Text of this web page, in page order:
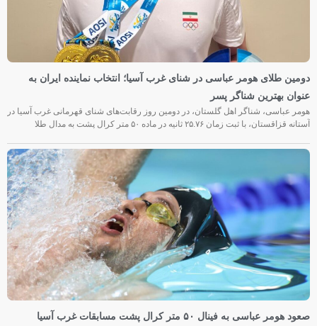
دومین طلای هومر عباسی در شنای غرب آسیا؛ انتخاب نماینده ایران به
عنوان بهترین شناگر پسر
هومر عباسی، شناگر اهل گلستان، در دومین روز رقابت‌های شنای قهرمانی غرب آسیا در
آستانه قزاقستان، با ثبت زمان ۲۵.۷۶ ثانیه در ماده ۵۰ متر کرال پشت به مدال طلا
صعود هومر عباسی به فینال ۵۰ متر کرال پشت مسابقات غرب آسیا